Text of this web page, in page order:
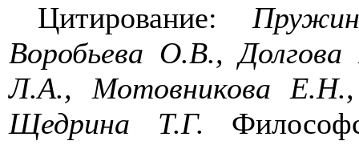
Цитирование:
Воробьева О.В.,
Л.А., Мотовникова
Щедрина Т.Г.